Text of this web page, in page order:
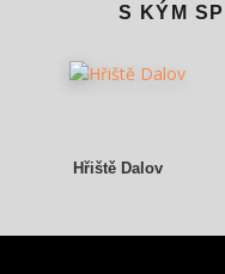
S KÝM
Hřiště Dalov